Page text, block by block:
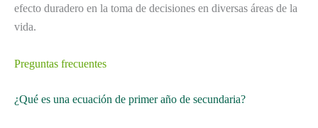
efecto duradero en la toma de decisiones en diversas áreas de la
vida.
Preguntas frecuentes
¿Qué es una ecuación de primer año de secundaria?